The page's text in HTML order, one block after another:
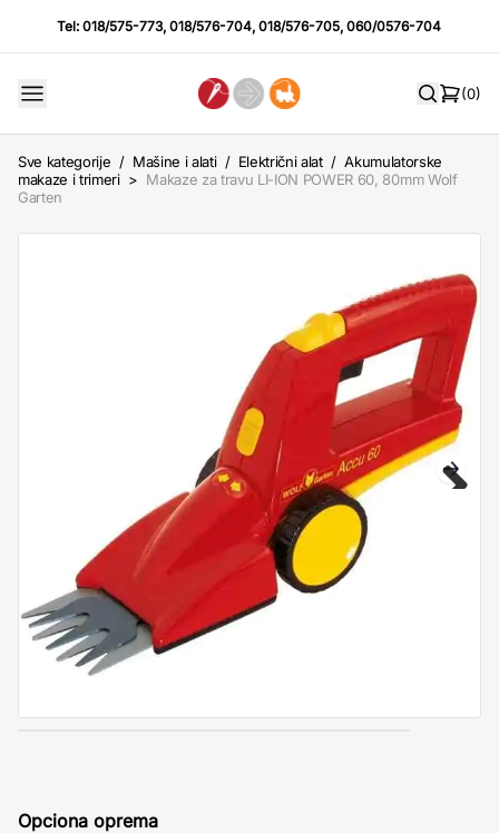
Tel:018/575-773,018/576-704,018/576-705,060/0576-704
(0)
Sve kategorije / Mašine i alati / Električni alat / Akumulatorske
makaze i trimeri > Makaze za travu LI-ION POWER 60, 80mm Wolf
Garten
Opciona oprema